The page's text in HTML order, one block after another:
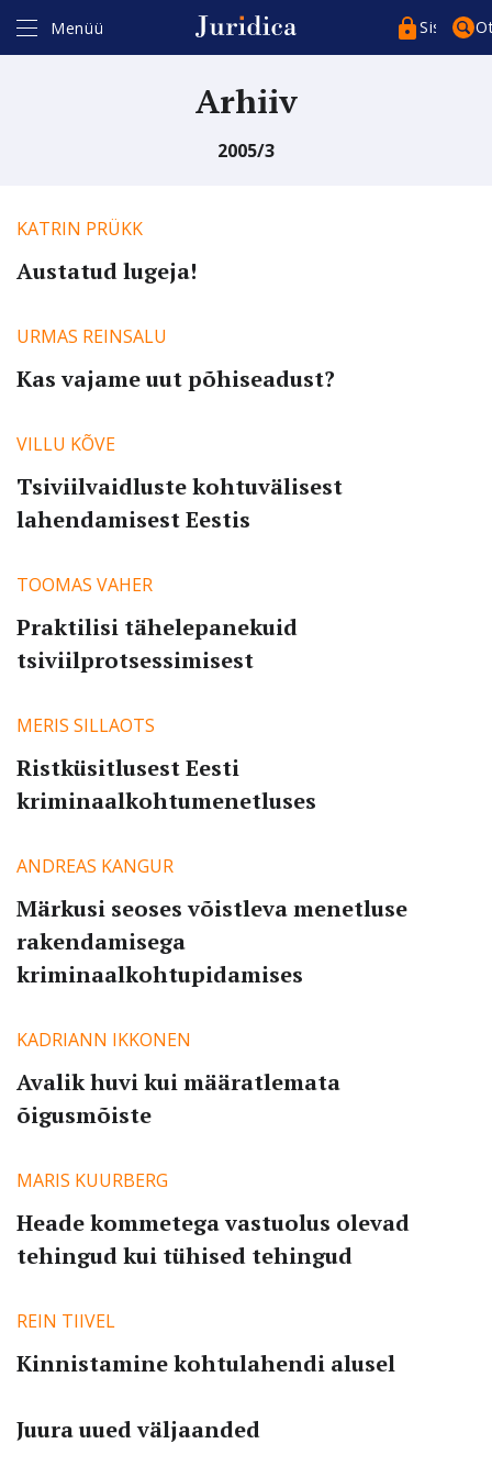
Menüü Sisenege
Arhiiv
2005/3
KATRIN PRÜKK
Austatud lugeja!
URMAS REINSALU
Kas vajame uut põhiseadust?
VILLU KÕVE
Tsiviilvaidluste kohtuvälisest
lahendamisest Eestis
TOOMAS VAHER
Praktilisi tähelepanekuid
tsiviilprotsessimisest
MERIS SILLAOTS
Ristküsitlusest Eesti
kriminaalkohtumenetluses
ANDREAS KANGUR
Märkusi seoses võistleva menetluse
rakendamisega
kriminaalkohtupidamises
KADRIANN IKKONEN
Avalik huvi kui määratlemata
õigusmõiste
MARIS KUURBERG
Heade kommetega vastuolus olevad
tehingud kui tühised tehingud
REIN TIIVEL
Kinnistamine kohtulahendi alusel
Juura uued väljaanded
Kasutajakonto*
Parool*
Pea sessioon meeles
SISENEGE
Unustasite parooli?